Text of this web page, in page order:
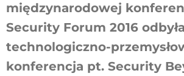
międzynarodowej
Security Forum 2016
technologiczno-
konferencja pt. Security